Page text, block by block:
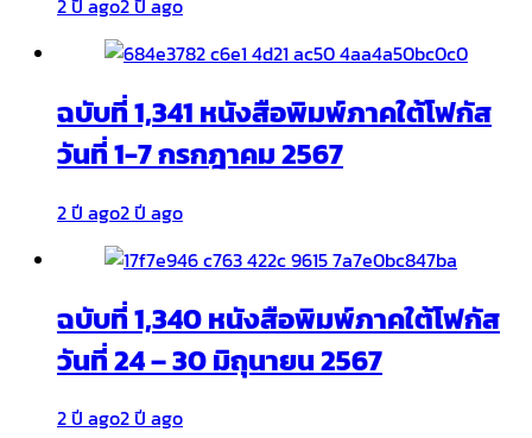
2 ปี ago2 ปี ago
ฉบับที่ 1,341 หนังสือพิมพ์ภาคใต้โฟกัส
วันที่ 1-7 กรกฎาคม 2567
2 ปี ago2 ปี ago
ฉบับที่ 1,340 หนังสือพิมพ์ภาคใต้โฟกัส
วันที่ 24 – 30 มิถุนายน 2567
2 ปี ago2 ปี ago